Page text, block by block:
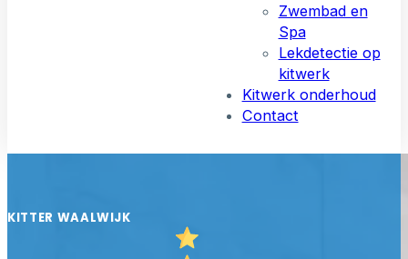
Zwembad en
Spa
Lekdetectie op
kitwerk
Kitwerk onderhoud
Contact
KITTER WAALWIJK